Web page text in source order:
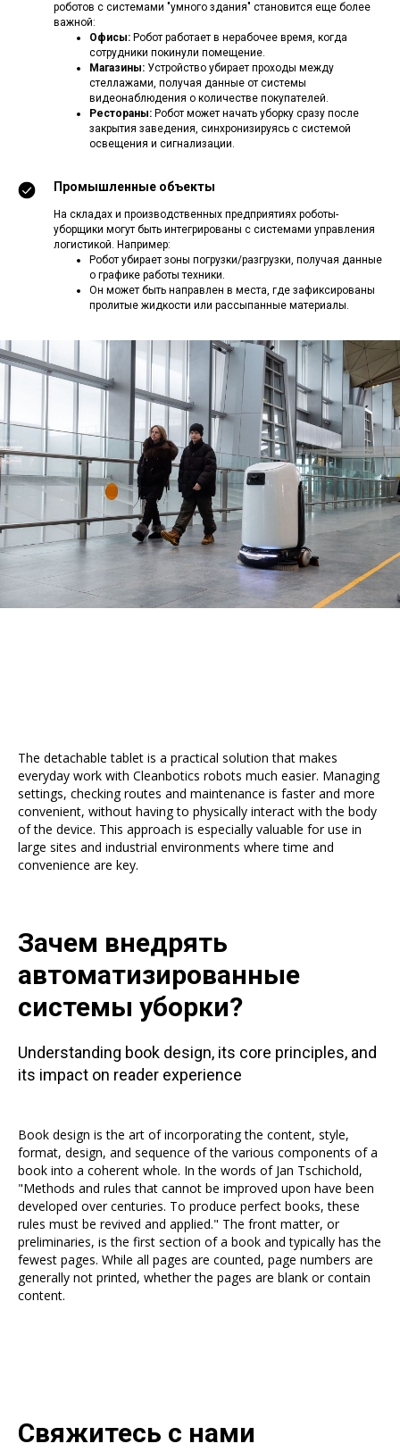
роботов с системами "умного здания" становится еще более
важной:
Офисы: Робот работает в нерабочее время, когда
сотрудники покинули помещение.
Магазины: Устройство убирает проходы между
стеллажами, получая данные от системы
видеонаблюдения о количестве покупателей.
Рестораны: Робот может начать уборку сразу после
закрытия заведения, синхронизируясь с системой
освещения и сигнализации.
Промышленные объекты
На складах и производственных предприятиях роботы-
уборщики могут быть интегрированы с системами управления
логистикой. Например:
Робот убирает зоны погрузки/разгрузки, получая данные
о графике работы техники.
Он может быть направлен в места, где зафиксированы
пролитые жидкости или рассыпанные материалы.
The detachable tablet is a practical solution that makes
everyday work with Cleanbotics robots much easier. Managing
settings, checking routes and maintenance is faster and more
convenient, without having to physically interact with the body
of the device. This approach is especially valuable for use in
large sites and industrial environments where time and
convenience are key.
Зачем внедрять
автоматизированные
системы уборки?
Understanding book design, its core principles, and
its impact on reader experience
Book design is the art of incorporating the content, style,
format, design, and sequence of the various components of a
book into a coherent whole. In the words of Jan Tschichold,
"Methods and rules that cannot be improved upon have been
developed over centuries. To produce perfect books, these
rules must be revived and applied." The front matter, or
preliminaries, is the first section of a book and typically has the
fewest pages. While all pages are counted, page numbers are
generally not printed, whether the pages are blank or contain
content.
Свяжитесь с нами